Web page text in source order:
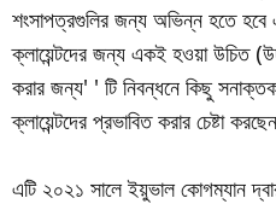
শংসাপত্রগুলির জন্য অভিন্ন হতে হবে
ক্লায়েন্টদের জন্য একই হওয়া উচিত
করার জন্য' ' টি নিবন্ধনে কিছু
ক্লায়েন্টদের প্রভাবিত করার চেষ্টা
এটি ২০২১ সালে ইয়ুভাল কোগম্যান